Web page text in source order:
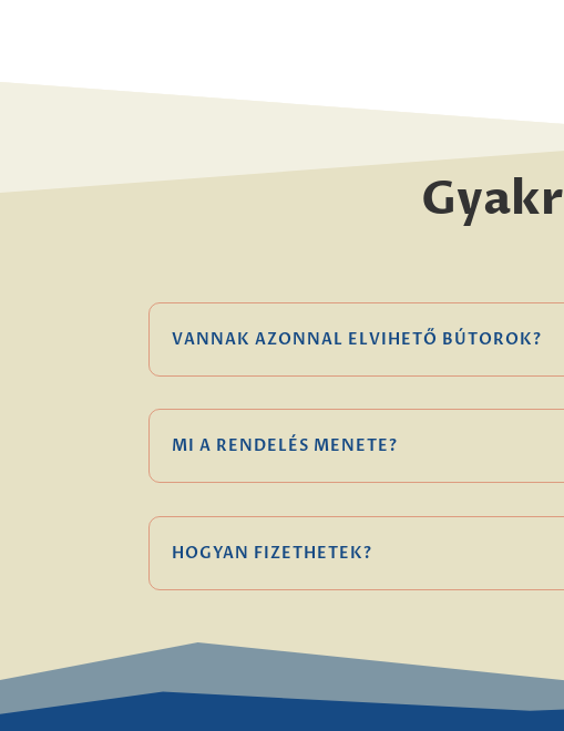
VANNAK AZONNAL ELVIHETŐ BÚTOROK?
MI A RENDELÉS MENETE?
HOGYAN FIZETHETEK?